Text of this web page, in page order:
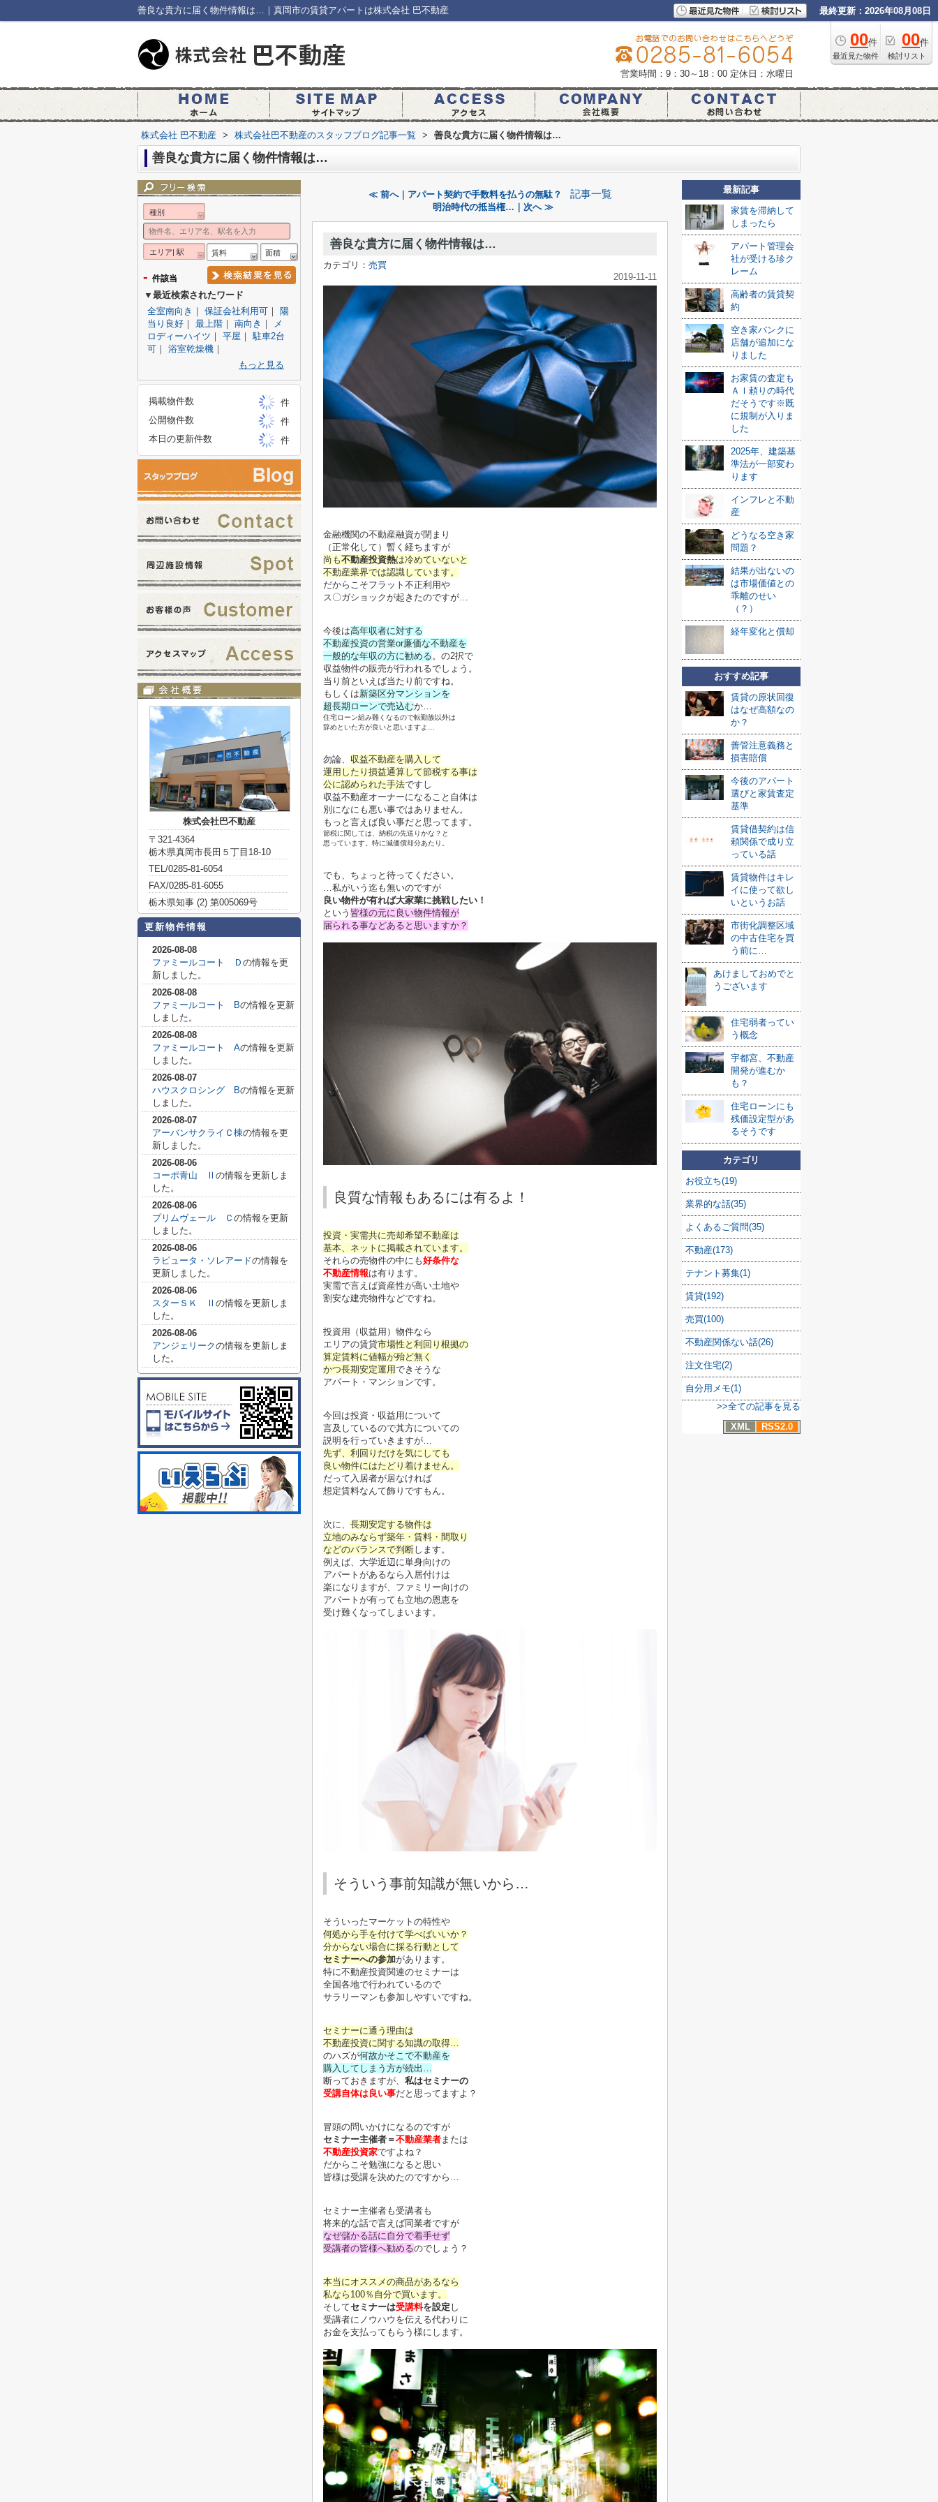
善良な貴方に届く物件情報は…｜真岡市の賃貸アパートは株式会社 巴不動産 最終更新：2026年08月08日
00件
最近見た物件
00件
検討リスト
営業時間：9：30～18：00 定休日：水曜日
株式会社 巴不動産 > 株式会社巴不動産のスタッフブログ記事一覧 > 善良な貴方に届く物件情報は…
善良な貴方に届く物件情報は…
≪ 前へ｜アパート契約で手数料を払うの無駄？ 記事一覧
明治時代の抵当権…｜次へ ≫
善良な貴方に届く物件情報は…
カテゴリ： 売買
2019-11-11
金融機関の不動産融資が閉まり
（正常化して）暫く経ちますが
尚も不動産投資熱は冷めていないと
不動産業界では認識しています。
だからこそフラット不正利用や
ス〇ガショックが起きたのですが…
今後は高年収者に対する
不動産投資の営業or廉価な不動産を
一般的な年収の方に勧める。の2択で
収益物件の販売が行われるでしょう。
当り前といえば当たり前ですね。
もしくは新築区分マンションを
超長期ローンで売込むか…
住宅ローン組み難くなるので転勤族以外は
辞めといた方が良いと思いますよ…
勿論、 収益不動産を購入して
運用したり損益通算して節税する事は
公に認められた手法ですし
収益不動産オーナーになること自体は
別になにも悪い事ではありません。
もっと言えば良い事だと思ってます。
節税に関しては、納税の先送りかな？と
思っています。特に減価償却分あたり。
でも、ちょっと待ってください。
…私がいう迄も無いのですが
良い物件が有れば大家業に挑戦したい！
という 皆様の元に良い物件情報が
届られる事などあると思いますか？
良質な情報もあるには有るよ！
投資・実需共に売却希望不動産は
基本、ネットに掲載されています。
それらの売物件の中にも好条件な
不動産情報は有ります。
実需で言えば資産性が高い土地や
割安な建売物件などですね。
投資用（収益用）物件なら
エリアの賃貸市場性と利回り根拠の
算定賃料に値幅が殆ど無く
かつ長期安定運用できそうな
アパート・マンションです。
今回は投資・収益用について
言及しているので其方についての
説明を行っていきますが…
先ず、利回りだけを気にしても
良い物件にはたどり着けません。
だって入居者が居なければ
想定賃料なんて飾りですもん。
次に、 長期安定する物件は
立地のみならず築年・賃料・間取り
などのバランスで判断します。
例えば、大学近辺に単身向けの
アパートがあるなら入居付けは
楽になりますが、ファミリー向けの
アパートが有っても立地の恩恵を
受け難くなってしまいます。
そういう事前知識が無いから…
そういったマーケットの特性や
何処から手を付けて学べばいいか？
分からない場合に採る行動として
セミナーへの参加があります。
特に不動産投資関連のセミナーは
全国各地で行われているので
サラリーマンも参加しやすいですね。
セミナーに通う理由は
不動産投資に関する知識の取得…
のハズが何故かそこで不動産を
購入してしまう方が続出…
断っておきますが、 私はセミナーの
受講自体は良い事だと思ってますよ？
冒頭の問いかけになるのですが
セミナー主催者＝不動産業者または
不動産投資家ですよね？
だからこそ勉強になると思い
皆様は受講を決めたのですから…
セミナー主催者も受講者も
将来的な話で言えば同業者ですが
なぜ儲かる話に自分で着手せず
受講者の皆様へ勧めるのでしょう？
本当にオススメの商品があるなら
私なら100％自分で買います。
そしてセミナーは受講料を設定 し
受講者にノウハウを伝える代わりに
お金を支払ってもらう様にします。
最新記事
家賃を滞納して
しまったら
アパート管理会
社が受ける珍ク
レーム
高齢者の賃貸契
約
空き家バンクに
店舗が追加にな
りました
お家賃の査定も
ＡＩ頼りの時代
だそうです※既
に規制が入りま
した
2025年、建築基
準法が一部変わ
ります
インフレと不動
産
どうなる空き家
問題？
結果が出ないの
は市場価値との
乖離のせい
（？）
経年変化と償却
おすすめ記事
賃貸の原状回復
はなぜ高額なの
か？
善管注意義務と
損害賠償
今後のアパート
選びと家賃査定
基準
賃貸借契約は信
頼関係で成り立
っている話
賃貸物件はキレ
イに使って欲し
いというお話
市街化調整区域
の中古住宅を買
う前に…
あけましておめでと
うございます
住宅弱者ってい
う概念
宇都宮、不動産
開発が進むか
も？
住宅ローンにも
残価設定型があ
るそうです
カテゴリ
お役立ち(19)
業界的な話(35)
よくあるご質問(35)
不動産(173)
テナント募集(1)
賃貸(192)
売買(100)
不動産関係ない話(26)
注文住宅(2)
自分用メモ(1)
>>全ての記事を見る
XML
RSS2.0
種別
エリア| 駅 賃料 面積
- 件該当
▼最近検索されたワード
全室南向き ｜ 保証会社利用可 ｜ 陽
当り良好 ｜ 最上階 ｜ 南向き ｜
メ
ロディーハイツ ｜ 平屋 ｜駐車2台
可 ｜ 浴室乾燥機 ｜
もっと見る
掲載物件数
件
公開物件数
件
本日の更新件数
件
株式会社巴不動産
〒321-4364
栃木県真岡市長田５丁目18-10
TEL/0285-81-6054
FAX/0285-81-6055
栃木県知事 (2) 第005069号
更新物件情報
2026-08-08
ファミールコート Ｄ の情報を更
新しました。
2026-08-08
ファミールコート Bの情報を更新
しました。
2026-08-08
ファミールコート Aの情報を更新
しました。
2026-08-07
ハウスクロシング Bの情報を更新
しました。
2026-08-07
アーバンサクライＣ棟の情報を更
新しました。
2026-08-06
コーポ青山 Ⅱ の情報を更新しま
した。
2026-08-06
プリムヴェール Ｃ の情報を更新
しました。
2026-08-06
ラピュータ・ソレアードの情報を
更新しました。
2026-08-06
スターＳＫ Ⅱ の情報を更新しま
した。
2026-08-06
アンジェリークの情報を更新しま
した。